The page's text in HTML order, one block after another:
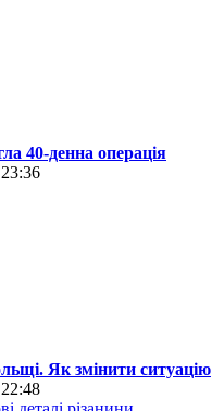
40-денна операція
Як змінити ситуацію